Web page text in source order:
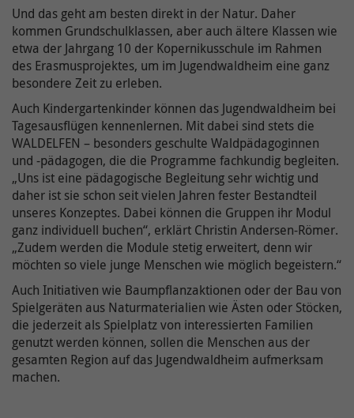
Und das geht am besten direkt in der Natur. Daher
kommen Grundschulklassen, aber auch ältere Klassen wie
etwa der Jahrgang 10 der Kopernikusschule im Rahmen
des Erasmusprojektes, um im Jugendwaldheim eine ganz
besondere Zeit zu erleben.
Auch Kindergartenkinder können das Jugendwaldheim bei
Tagesausflügen kennenlernen. Mit dabei sind stets die
WALDELFEN – besonders geschulte Waldpädagoginnen
und -pädagogen, die die Programme fachkundig begleiten.
„Uns ist eine pädagogische Begleitung sehr wichtig und
daher ist sie schon seit vielen Jahren fester Bestandteil
unseres Konzeptes. Dabei können die Gruppen ihr Modul
ganz individuell buchen“, erklärt Christin Andersen-Römer.
„Zudem werden die Module stetig erweitert, denn wir
möchten so viele junge Menschen wie möglich begeistern.“
Auch Initiativen wie Baumpflanzaktionen oder der Bau von
Spielgeräten aus Naturmaterialien wie Ästen oder Stöcken,
die jederzeit als Spielplatz von interessierten Familien
genutzt werden können, sollen die Menschen aus der
gesamten Region auf das Jugendwaldheim aufmerksam
machen.